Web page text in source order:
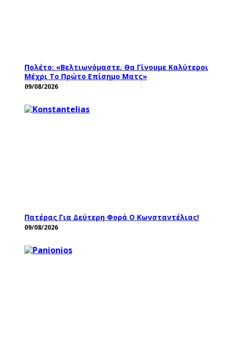
Πολέτο: «Βελτιωνόμαστε, Θα Γίνουμε Καλύτεροι
Μέχρι Το Πρώτο Επίσημο Ματς»
09/08/2026
Πατέρας Για Δεύτερη Φορά Ο Κωνσταντέλιας!
09/08/2026